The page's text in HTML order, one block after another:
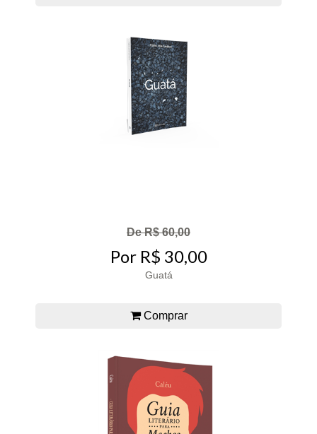
De R$ 60,00
Por R$ 30,00
Guatá
Comprar